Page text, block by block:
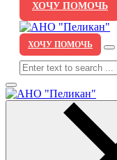
ХОЧУ ПОМОЧЬ
ХОЧУ ПОМОЧЬ
Search